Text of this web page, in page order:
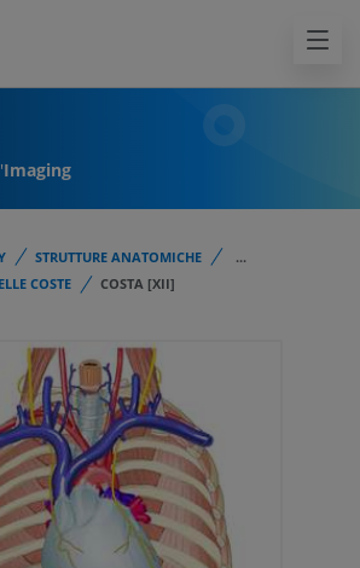
Imaging
STRUTTURE ANATOMICHE
...
COSTE
COSTA [XII]